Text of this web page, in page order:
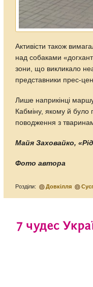
Активісти також
над собаками
зони, що викликало
представники прес-
Лише наприкінці
Кабміну, якому й
поводження з
Майя Заховайко,
Фото автора
Розділи: Довкілля